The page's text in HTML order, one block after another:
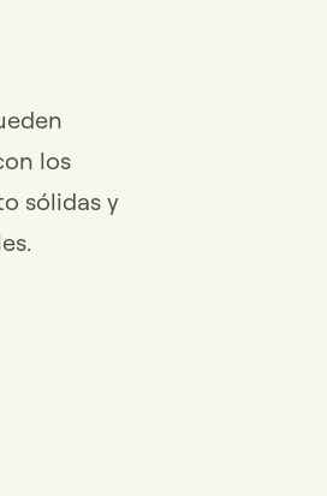
los
sólidas y